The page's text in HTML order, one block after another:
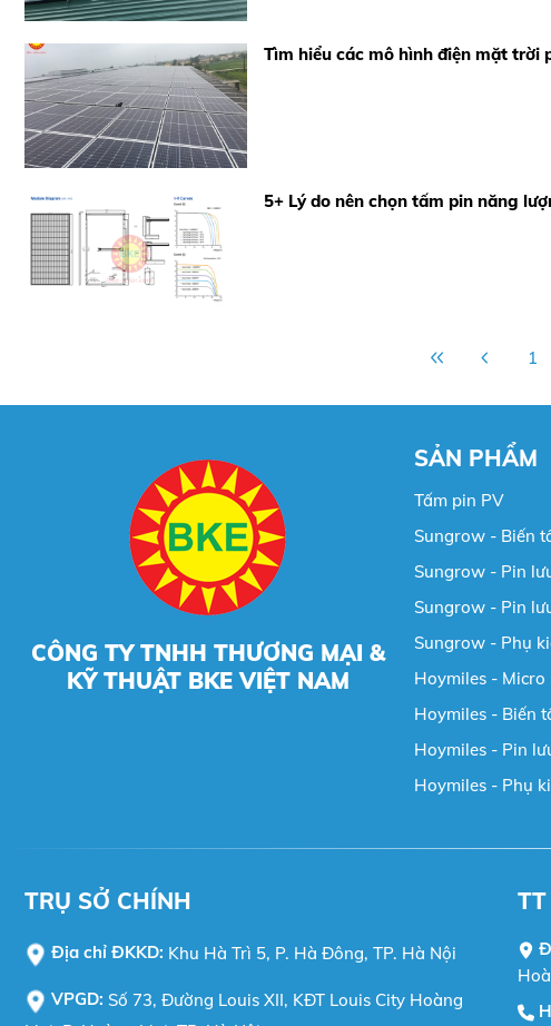
Tìm hiểu các mô hình điện mặt trời
5+ Lý do nên chọn tấm pin năng
1
CÔNG TY TNHH THƯƠNG MẠI &
KỸ THUẬT BKE VIỆT NAM
SẢN PHẨM
Tấm pin PV
Sungrow - Biến
Sungrow - Pin
Sungrow - Pin
Sungrow - Phụ
Hoymiles -
Hoymiles - Biến
Hoymiles - Pin
Hoymiles - Phụ
TRỤ SỞ CHÍNH
Địa chỉ ĐKKD: Khu Hà Trì 5, P. Hà Đông, TP. Hà Nội
VPGD: Số 73, Đường Louis XII, KĐT Louis City Hoàng